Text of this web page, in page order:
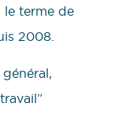
le terme de
2008.